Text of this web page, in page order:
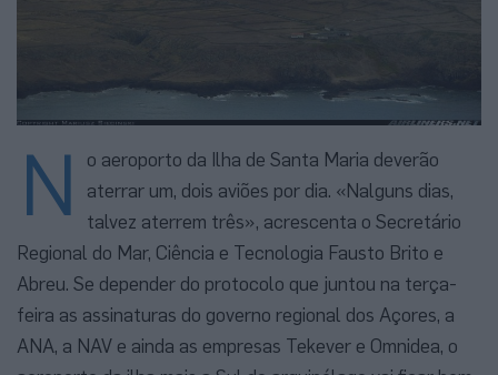
N
o aeroporto da Ilha de Santa Maria deverão
aterrar um, dois aviões por dia. «Nalguns dias,
talvez aterrem três», acrescenta o Secretário
Regional do Mar, Ciência e Tecnologia Fausto Brito e
Abreu. Se depender do protocolo que juntou na terça-
feira as assinaturas do governo regional dos Açores, a
ANA, a NAV e ainda as empresas Tekever e Omnidea, o